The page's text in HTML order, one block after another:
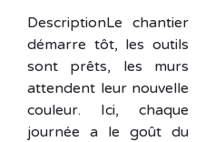
DescriptionLe chantier
démarre tôt, les outils
sont prêts, les murs
attendent leur nouvelle
couleur. Ici, chaque
journée a le goût du